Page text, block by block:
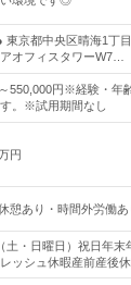
東京都中央区晴海1丁
オフィスタワーW7…
550,000円※経験・年
。※試用期間なし
円
憩あり・時間外労働あ
土・日曜日）祝日年末
ッシュ休暇産前産後